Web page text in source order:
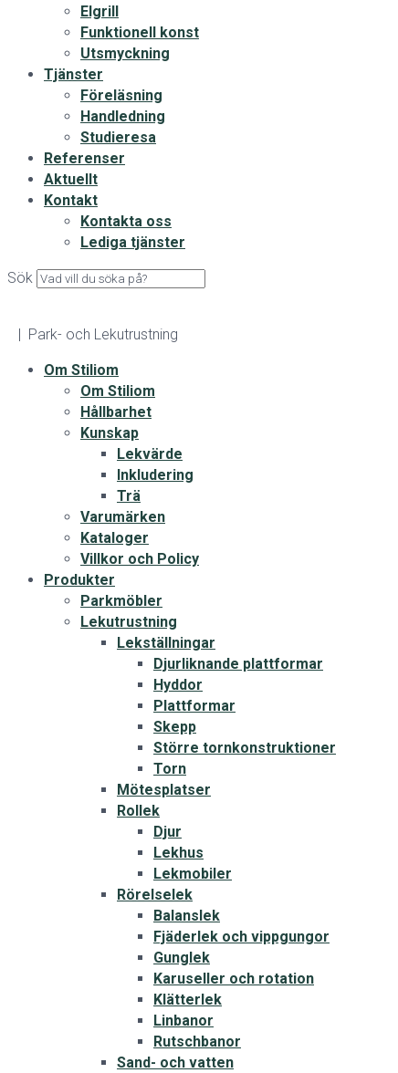
Elgrill
Funktionell konst
Utsmyckning
Tjänster
Föreläsning
Handledning
Studieresa
Referenser
Aktuellt
Kontakt
Kontakta oss
Lediga tjänster
Sök
| Park- och Lekutrustning
Om Stiliom
Om Stiliom
Hållbarhet
Kunskap
Lekvärde
Inkludering
Trä
Varumärken
Kataloger
Villkor och Policy
Produkter
Parkmöbler
Lekutrustning
Lekställningar
Djurliknande plattformar
Hyddor
Plattformar
Skepp
Större tornkonstruktioner
Torn
Mötesplatser
Rollek
Djur
Lekhus
Lekmobiler
Rörelselek
Balanslek
Fjäderlek och vippgungor
Gunglek
Karuseller och rotation
Klätterlek
Linbanor
Rutschbanor
Sand- och vatten